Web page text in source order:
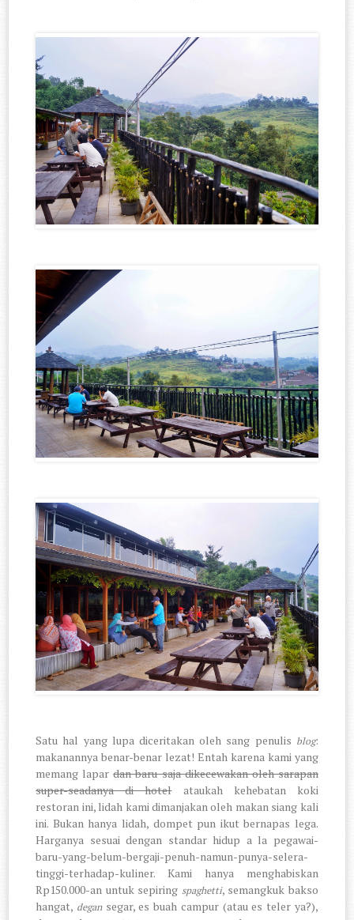
Satu hal yang lupa diceritakan oleh sang penulis blog:
makanannya benar-benar lezat! Entah karena kami yang
memang lapardan baru saja dikecewakan oleh sarapan
super-seadanya di hotelataukah kehebatan koki
restoran ini, lidah kami dimanjakan oleh makan siang kali
ini. Bukan hanya lidah, dompet pun ikut bernapas lega.
Harganya sesuai dengan standar hidup a la pegawai-
baru-yang-belum-bergaji-penuh-namun-punya-selera-
tinggi-terhadap-kuliner. Kami hanya menghabiskan
Rp150.000-an untuk sepiring spaghetti, semangkuk bakso
hangat, degansegar, es buah campur (atau es teler ya?),